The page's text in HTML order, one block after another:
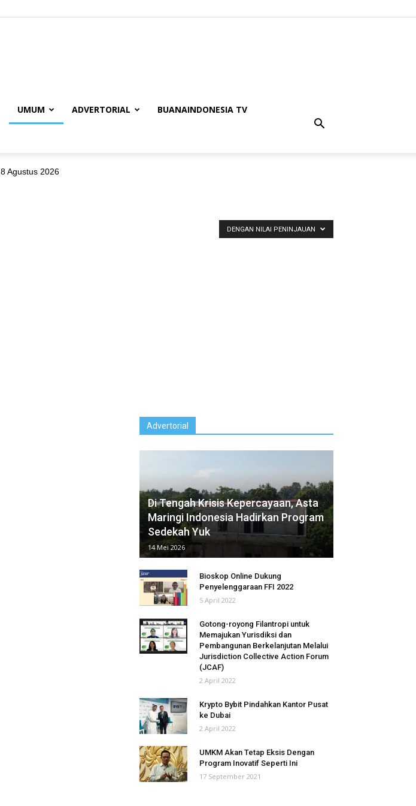
UMUM ADVERTORIAL BUANAINDONESIA TV
8 Agustus 2026
DENGAN NILAI PENINJAUAN
Advertorial
Di Tengah Krisis Kepercayaan, Asta
Maringi Indonesia⁠ Hadirkan Program
Sedekah Yuk
14 Mei 2026
Bioskop Online Dukung
Penyelenggaraan FFI 2022
5 April 2022
Gotong-royong Filantropi untuk
Memajukan Yurisdiksi dan
Pembangunan Berkelanjutan Melalui
Jurisdiction Collective Action Forum
(JCAF)
2 April 2022
Krypto Bybit Pindahkan Kantor Pusat
ke Dubai
2 April 2022
UMKM Akan Tetap Eksis Dengan
Program Inovatif Seperti Ini
17 September 2021